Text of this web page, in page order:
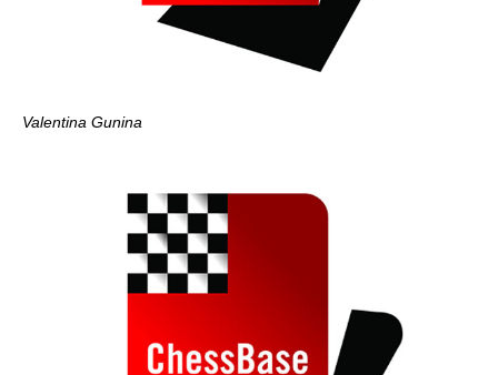
Valentina Gunina